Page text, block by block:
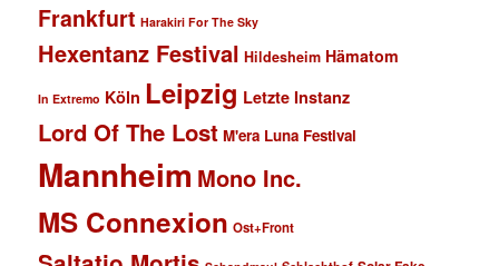
Frankfurt Harakiri For The Sky
Hexentanz Festival Hildesheim Hämatom
In Extremo Köln Leipzig Letzte Instanz
Lord Of The Lost M'era Luna Festival
Mannheim Mono Inc.
MS Connexion Ost+Front